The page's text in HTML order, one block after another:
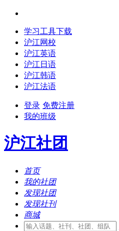
学习工具下载
沪江网校
沪江英语
沪江日语
沪江韩语
沪江法语
登录 免费注册
我的班级
沪江社团
首页
我的社团
发现社团
发现社刊
商城